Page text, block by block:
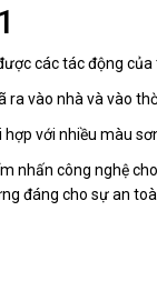
các tác động
vào nhà và vào
với nhiều màu
công nghệ
đáng cho sự an